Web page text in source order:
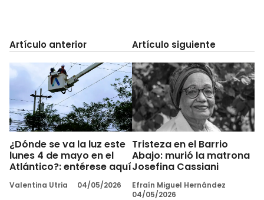
Artículo anterior
¿Dónde se va la luz este
lunes 4 de mayo en el
Atlántico?: entérese aquí
Valentina Utria 04/05/2026
Artículo siguiente
Tristeza en el Barrio
Abajo: murió la matrona
Josefina Cassiani
Efraín Miguel Hernández
04/05/2026